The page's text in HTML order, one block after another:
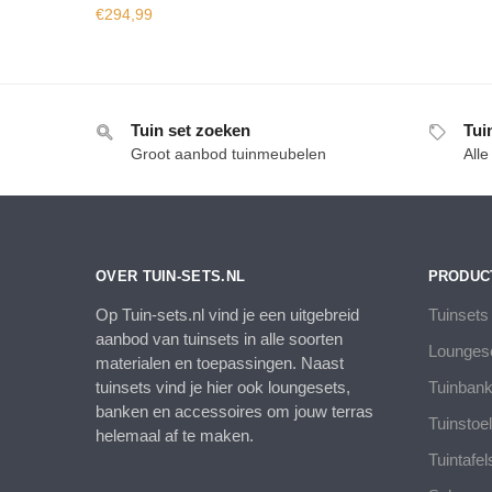
€294,99
Tuin set zoeken
Groot aanbod tuinmeubelen
OVER TUIN-SETS.NL
Op Tuin-sets.nl vind je een uitgebreid
aanbod van tuinsets in alle soorten
materialen en toepassingen. Naast
tuinsets vind je hier ook loungesets,
banken en accessoires om jouw terras
helemaal af te maken.
Tuinsets